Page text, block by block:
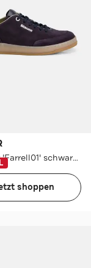
Sneaker 'Farrell01' schwarzblau
shoppen